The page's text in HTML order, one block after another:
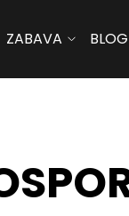
ZABAVA BLOG